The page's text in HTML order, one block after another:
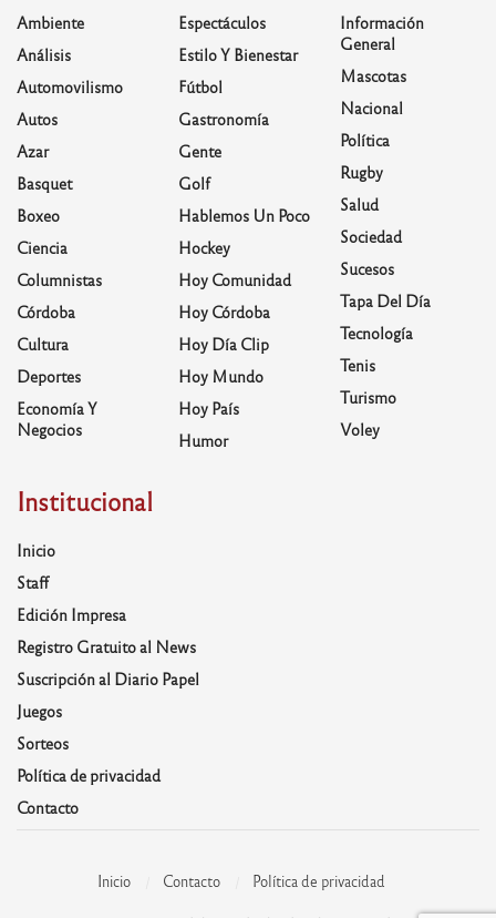
Ambiente
Análisis
Automovilismo
Autos
Azar
Basquet
Boxeo
Ciencia
Columnistas
Córdoba
Cultura
Deportes
Economía Y
Negocios
Espectáculos
Estilo Y Bienestar
Fútbol
Gastronomía
Gente
Golf
Hablemos Un Poco
Hockey
Hoy Comunidad
Hoy Córdoba
Hoy Día Clip
Hoy Mundo
Hoy País
Humor
Información
General
Mascotas
Nacional
Política
Rugby
Salud
Sociedad
Sucesos
Tapa Del Día
Tecnología
Tenis
Turismo
Voley
Institucional
Inicio
Staff
Edición Impresa
Registro Gratuito al News
Suscripción al Diario Papel
Juegos
Sorteos
Política de privacidad
Contacto
Inicio Contacto Política de privacidad